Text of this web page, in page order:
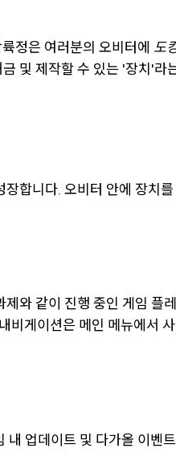
정은 여러분의 오비터에 도
및 제작할 수 있는 '장치'라
합니다. 오비터 안에 장치
와 같이 진행 중인 게임 플
게이션은 메인 메뉴에서
업데이트 및 다가올 이벤